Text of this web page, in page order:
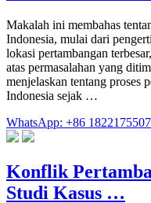
Makalah ini membahas
Indonesia, mulai dari
lokasi pertambangan
atas permasalahan yang
menjelaskan tentang proses
Indonesia sejak …
WhatsApp: +86
Konflik
Studi Kasus …